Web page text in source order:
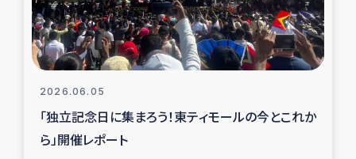
ベイルート大規模爆発被災者支援
女性の生計向上支援
アグロフォレストリー（カカオ）事業
2026.06.05
「独立記念日に集まろう！東ティモールの今とこれか
ら」開催レポート